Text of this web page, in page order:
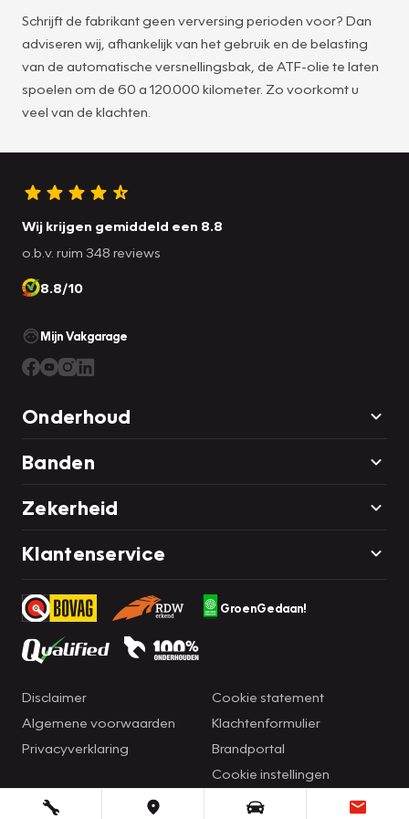
Schrijft de fabrikant geen verversing perioden voor? Dan
adviseren wij, afhankelijk van het gebruik en de belasting
van de automatische versnellingsbak, de ATF-olie te laten
spoelen om de 60 a 120.000 kilometer. Zo voorkomt u
veel van de klachten.
Wij krijgen gemiddeld een 8.8
o.b.v. ruim 348 reviews
8.8/10
Mijn Vakgarage
Onderhoud
Banden
Zekerheid
Klantenservice
GroenGedaan!
Disclaimer
Algemene voorwaarden
Privacyverklaring
Cookie statement
Klachtenformulier
Brandportal
Cookie instellingen